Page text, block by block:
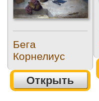
Бега
Корнелиус
Открыть